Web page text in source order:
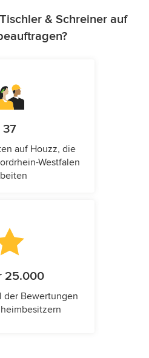
& Schreiner auf
37
auf Houzz, die
Westfalen
25.000
der Bewertungen